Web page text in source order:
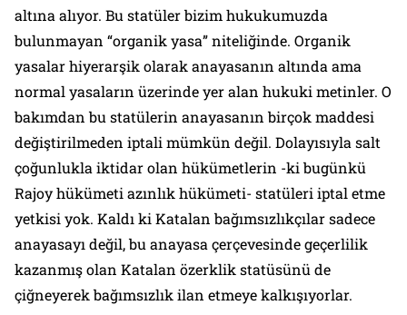
altına alıyor. Bu statüler bizim hukukumuzda
bulunmayan “organik yasa” niteliğinde. Organik
yasalar hiyerarşik olarak anayasanın altında ama
normal yasaların üzerinde yer alan hukuki metinler. O
bakımdan bu statülerin anayasanın birçok maddesi
değiştirilmeden iptali mümkün değil. Dolayısıyla salt
çoğunlukla iktidar olan hükümetlerin -ki bugünkü
Rajoy hükümeti azınlık hükümeti- statüleri iptal etme
yetkisi yok. Kaldı ki Katalan bağımsızlıkçılar sadece
anayasayı değil, bu anayasa çerçevesinde geçerlilik
kazanmış olan Katalan özerklik statüsünü de
çiğneyerek bağımsızlık ilan etmeye kalkışıyorlar.